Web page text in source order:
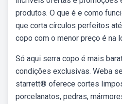
produtos. O que é e como
que corta círculos perfeitos
copo com o menor preço é na
Só aqui serra copo é mais
condições exclusivas. Weba
starrett® oferece cortes
porcelanatos, pedras,